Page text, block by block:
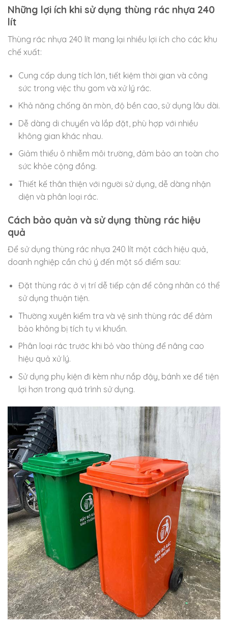
Những lợi ích khi sử dụng thùng rác nhựa 240
lít
Thùng rác nhựa 240 lít mang lại nhiều lợi ích cho các khu
chế xuất:
Cung cấp dung tích lớn, tiết kiệm thời gian và công
sức trong việc thu gom và xử lý rác.
Khả năng chống ăn mòn, độ bền cao, sử dụng lâu dài.
Dễ dàng di chuyển và lắp đặt, phù hợp với nhiều
không gian khác nhau.
Giảm thiểu ô nhiễm môi trường, đảm bảo an toàn cho
sức khỏe cộng đồng.
Thiết kế thân thiện với người sử dụng, dễ dàng nhận
diện và phân loại rác.
Cách bảo quản và sử dụng thùng rác hiệu
quả
Để sử dụng thùng rác nhựa 240 lít một cách hiệu quả,
doanh nghiệp cần chú ý đến một số điểm sau:
Đặt thùng rác ở vị trí dễ tiếp cận để công nhân có thể
sử dụng thuận tiện.
Thường xuyên kiểm tra và vệ sinh thùng rác để đảm
bảo không bị tích tụ vi khuẩn.
Phân loại rác trước khi bỏ vào thùng để nâng cao
hiệu quả xử lý.
Sử dụng phụ kiện đi kèm như nắp đậy, bánh xe để tiện
lợi hơn trong quá trình sử dụng.